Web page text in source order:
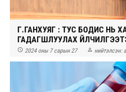
Г.ГАНХУЯГ : ТУС БОДИС НЬ
ГАДАГШЛУУЛАХ
 2024 оны 7 сарын 27  нийтэлсэн: